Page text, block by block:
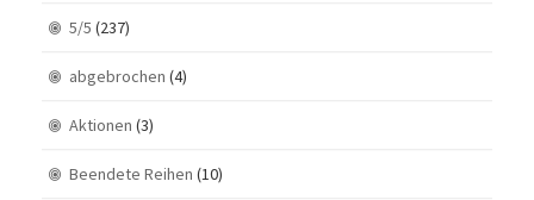
5/5 (237)
abgebrochen (4)
Aktionen (3)
Beendete Reihen (10)